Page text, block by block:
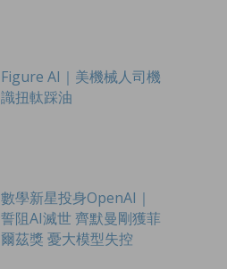
Figure AI｜美機械人司機
識扭軚踩油
數學新星投身OpenAI｜
誓阻AI滅世 齊默曼剛獲菲
爾茲獎 憂大模型失控